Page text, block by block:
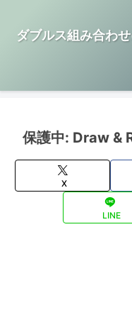
ダブルス組み合わ
保護中: Draw &
X
LINE